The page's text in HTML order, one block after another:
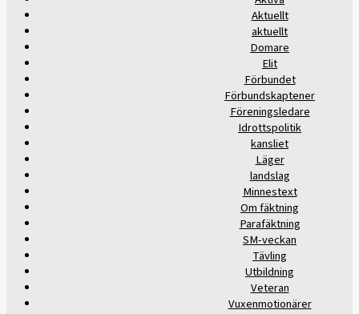
Aktuellt
aktuellt
Domare
Elit
Förbundet
Förbundskaptener
Föreningsledare
Idrottspolitik
kansliet
Läger
landslag
Minnestext
Om fäktning
Parafäktning
SM-veckan
Tävling
Utbildning
Veteran
Vuxenmotionärer